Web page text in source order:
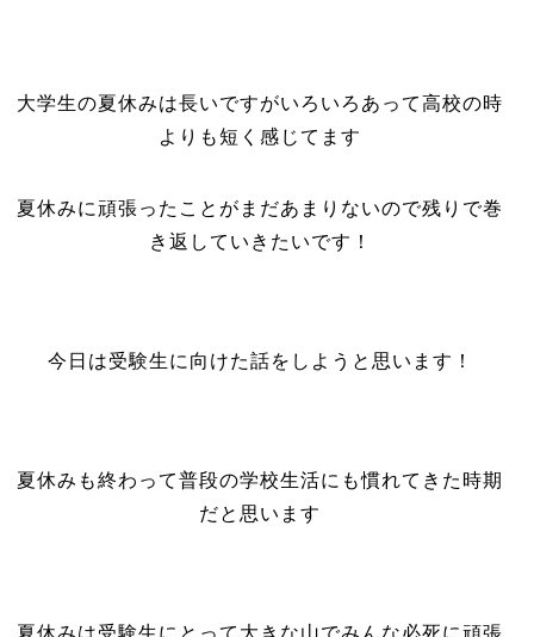
大学生の夏休みは長いですがいろいろあって高校の時
よりも短く感じてます
夏休みに頑張ったことがまだあまりないので残りで巻
き返していきたいです！
今日は受験生に向けた話をしようと思います！
夏休みも終わって普段の学校生活にも慣れてきた時期
だと思います
夏休みは受験生にとって大きな山でみんな必死に頑張